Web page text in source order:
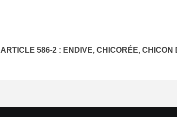
ARTICLE 586-2 : ENDIVE, CHICORÉE, CHICON